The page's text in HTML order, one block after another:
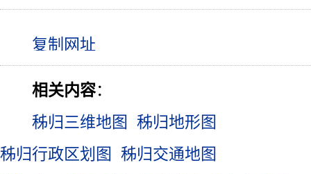
相关内容：
秭归三维地图
秭归地形图
秭归行政区划图
秭归交通地图